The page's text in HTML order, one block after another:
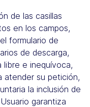
de las casillas
en los campos,
formulario de
de descarga,
e inequívoca,
atender su petición,
la inclusión de
garantiza